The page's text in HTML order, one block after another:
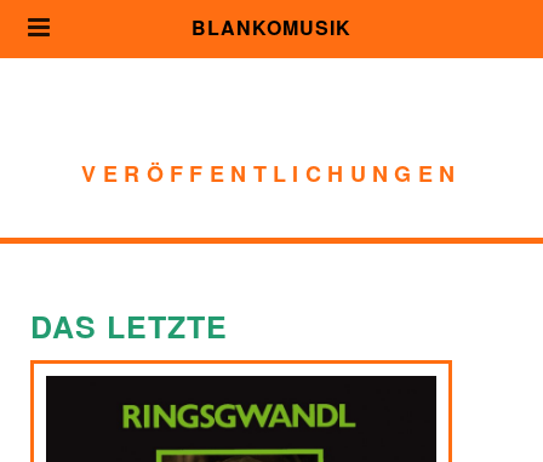
BLANKOMUSIK
VERÖFFENTLICHUNGEN
DAS LETZTE